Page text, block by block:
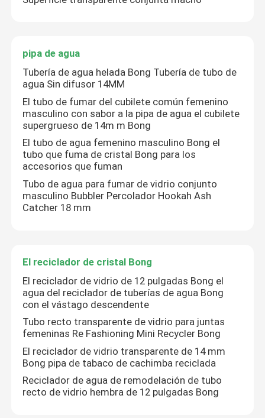
El reciclador de cristal Bong
Bongs de tubo recto
El pequeño silicón Bong
Paja del vapor del silicón
pipa de agua
Tubería de agua helada Bong Tubería de tubo de
agua Sin difusor 14MM
El tubo de fumar del cubilete común femenino
masculino con sabor a la pipa de agua el cubilete
supergrueso de 14m m Bong
El tubo de agua femenino masculino Bong el
tubo que fuma de cristal Bong para los
accesorios que fuman
Tubo de agua para fumar de vidrio conjunto
masculino Bubbler Percolador Hookah Ash
Catcher 18 mm
El reciclador de cristal Bong
El reciclador de vidrio de 12 pulgadas Bong el
agua del reciclador de tuberías de agua Bong
con el vástago descendente
Tubo recto transparente de vidrio para juntas
femeninas Re Fashioning Mini Recycler Bong
El reciclador de vidrio transparente de 14 mm
Bong pipa de tabaco de cachimba reciclada
Reciclador de agua de remodelación de tubo
recto de vidrio hembra de 12 pulgadas Bong